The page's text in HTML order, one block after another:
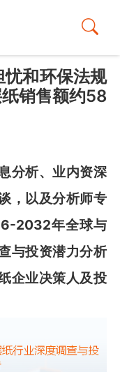
忧和环保法规
销售额约58
分析、业内资深
，以及分析师专
2032年全球与
与投资潜力分析
企业决策人及投